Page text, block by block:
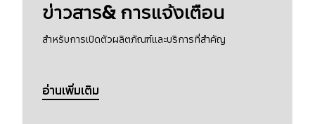
ข่าวสาร& การแจ้งเตือน
สำหรับการเปิดตัวผลิตภัณฑ์และบริการที่สำคัญ
อ่านเพิ่มเติม